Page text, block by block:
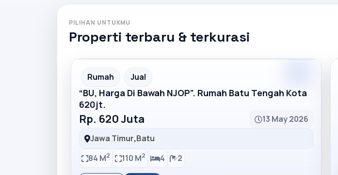
PILIHAN UNTUKMU
Properti terbaru & terkurasi
Partner Ad
Rumah Jual
“BU, Harga Di Bawah NJOP”. Rumah Batu Tengah Kota
620jt.
Rp. 620 Juta
13 May 2026
Jawa Timur,Batu
84 M2 110 M2 4 2